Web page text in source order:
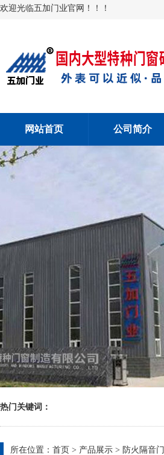
欢迎光临五加门业官网！！！
网站首页 公司简介
热门关键词：
所在位置： 首页 > 产品展示 > 防火隔音门